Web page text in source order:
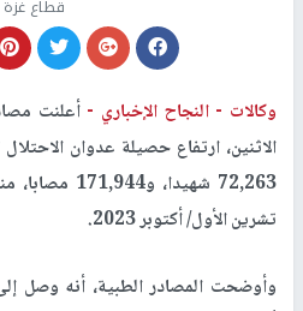
قطاع غزة
وكالات -النجاح الإخباري -أعلنت
الاثنين، ارتفاع حصيلة عدوان
72,263
تشرين الأول/ أكتوبر 2023
.
وأوضحت المصادر الطبية، أنه وصل